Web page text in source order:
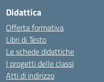
Didattica
Offerta formativa
Libri di Testo
Le schede didattiche
I progetti delle classi
Atti di indirizzo